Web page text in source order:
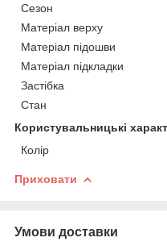
Сезон
Матеріал верху
Матеріал підошви
Матеріал підкладки
Застібка
Стан
Користувальницькі
Колір
Приховати
Умови доставки